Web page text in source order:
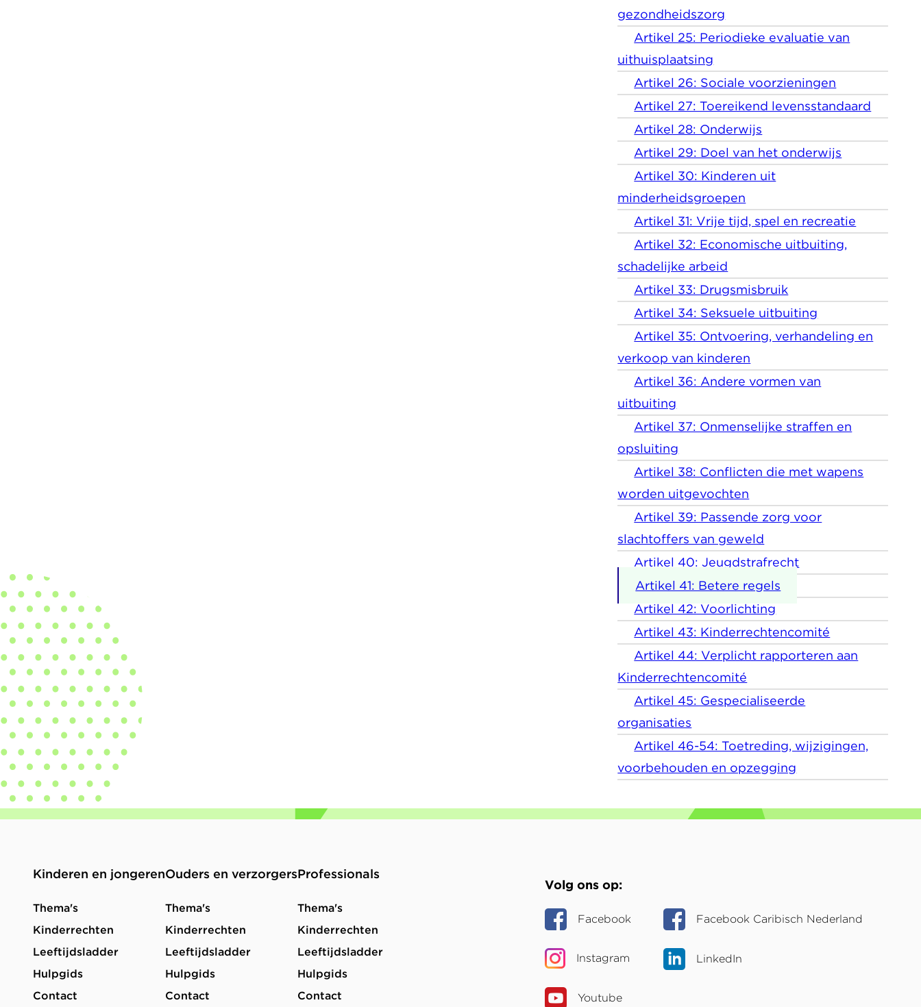
gezondheidszorg
Artikel 25: Periodieke evaluatie van
uithuisplaatsing
Artikel 26: Sociale voorzieningen
Artikel 27: Toereikend levensstandaard
Artikel 28: Onderwijs
Artikel 29: Doel van het onderwijs
Artikel 30: Kinderen uit
minderheidsgroepen
Artikel 31: Vrije tijd, spel en recreatie
Artikel 32: Economische uitbuiting,
schadelijke arbeid
Artikel 33: Drugsmisbruik
Artikel 34: Seksuele uitbuiting
Artikel 35: Ontvoering, verhandeling en
verkoop van kinderen
Artikel 36: Andere vormen van
uitbuiting
Artikel 37: Onmenselijke straffen en
opsluiting
Artikel 38: Conflicten die met wapens
worden uitgevochten
Artikel 39: Passende zorg voor
slachtoffers van geweld
Artikel 40: Jeugdstrafrecht
Artikel 41: Betere regels
Artikel 42: Voorlichting
Artikel 43: Kinderrechtencomité
Artikel 44: Verplicht rapporteren aan
Kinderrechtencomité
Artikel 45: Gespecialiseerde
organisaties
Artikel 46-54: Toetreding, wijzigingen,
voorbehouden en opzegging
Kinderen en jongeren
Thema's
Kinderrechten
Leeftijdsladder
Hulpgids
Contact
Ouders en verzorgers
Thema's
Kinderrechten
Leeftijdsladder
Hulpgids
Contact
Professionals
Thema's
Kinderrechten
Leeftijdsladder
Hulpgids
Contact
Volg ons op
Facebook Facebook Caribisch Nederland
Instagram LinkedIn
Youtube